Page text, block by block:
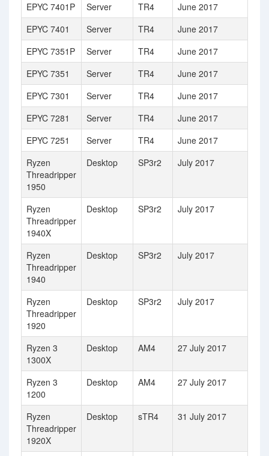
EPYC 7401P
Server TR4
June 2017
EPYC 7401
Server TR4
June 2017
EPYC 7351P
Server TR4
June 2017
EPYC 7351
Server TR4
June 2017
EPYC 7301
Server TR4
June 2017
EPYC 7281
Server TR4
June 2017
EPYC 7251
Server TR4
June 2017
Ryzen
Threadripper
1950
Desktop SP3r2 July 2017
Ryzen
Threadripper
1940X
Desktop SP3r2 July 2017
Ryzen
Threadripper
1940
Desktop SP3r2 July 2017
Ryzen
Threadripper
1920
Desktop SP3r2 July 2017
Ryzen 3
1300X
Desktop AM4 27 July 2017
Ryzen 3
1200
Desktop AM4 27 July 2017
Ryzen
Threadripper
1920X
Desktop sTR4 31 July 2017